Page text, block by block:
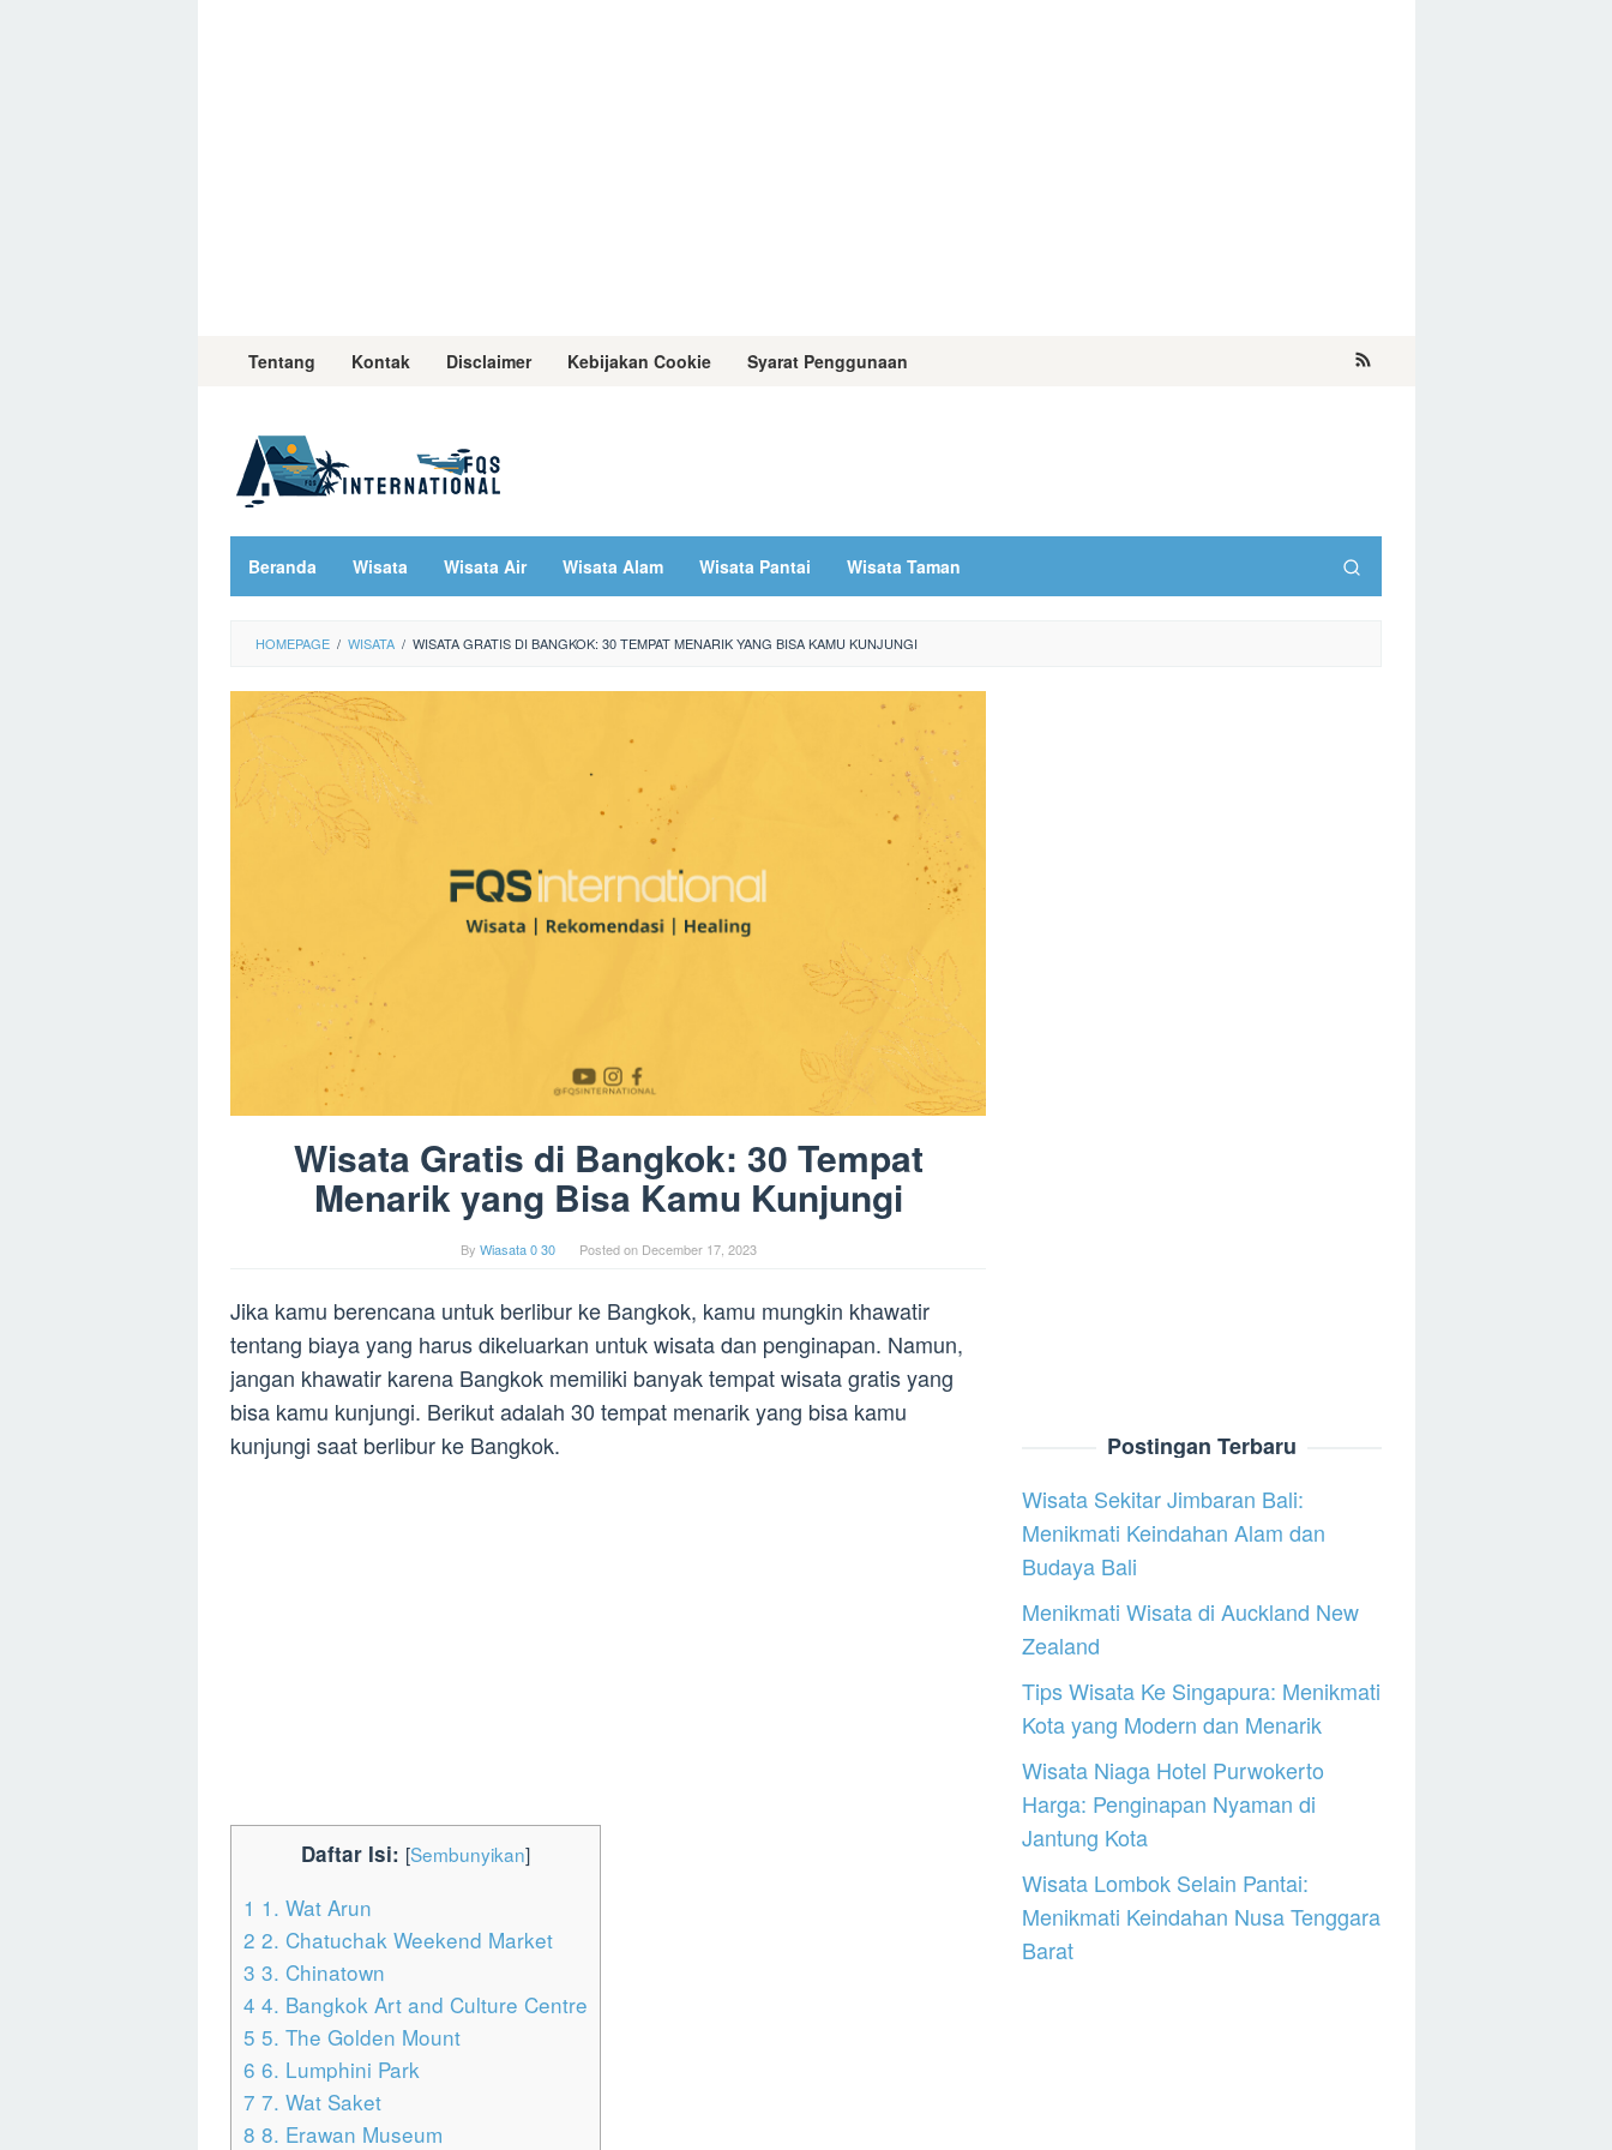
Tentang Kontak Disclaimer Kebijakan Cookie Syarat Penggunaan
Beranda Wisata Wisata Air Wisata Alam Wisata Pantai Wisata Taman
HOMEPAGE / WISATA / WISATA GRATIS DI BANGKOK: 30 TEMPAT MENARIK YANG BISA KAMU KUNJUNGI
Wisata Gratis di Bangkok: 30 Tempat
Menarik yang Bisa Kamu Kunjungi
By Wiasata 0 30 Posted on December 17, 2023
Jika kamu berencana untuk berlibur ke Bangkok, kamu mungkin khawatir
tentang biaya yang harus dikeluarkan untuk wisata dan penginapan. Namun,
jangan khawatir karena Bangkok memiliki banyak tempat wisata gratis yang
bisa kamu kunjungi. Berikut adalah 30 tempat menarik yang bisa kamu
kunjungi saat berlibur ke Bangkok.
Daftar Isi: [Sembunyikan]
1 1. Wat Arun
2 2. Chatuchak Weekend Market
3 3. Chinatown
4 4. Bangkok Art and Culture Centre
5 5. The Golden Mount
6 6. Lumphini Park
7 7. Wat Saket
8 8. Erawan Museum
Postingan Terbaru
Wisata Sekitar Jimbaran Bali:
Menikmati Keindahan Alam dan
Budaya Bali
Menikmati Wisata di Auckland New
Zealand
Tips Wisata Ke Singapura: Menikmati
Kota yang Modern dan Menarik
Wisata Niaga Hotel Purwokerto
Harga: Penginapan Nyaman di
Jantung Kota
Wisata Lombok Selain Pantai:
Menikmati Keindahan Nusa Tenggara
Barat